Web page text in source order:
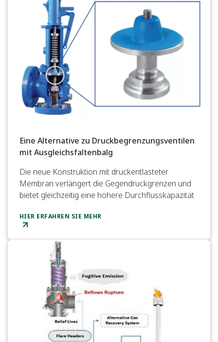
Eine Alternative zu Druckbegrenzungsventilen
mit Ausgleichsfaltenbalg
Die neue Konstruktion mit druckentlasteter
Membran verlängert die Gegendruckgrenzen und
bietet gleichzeitig eine höhere Durchflusskapazität
HIER ERFAHREN SIE MEHR